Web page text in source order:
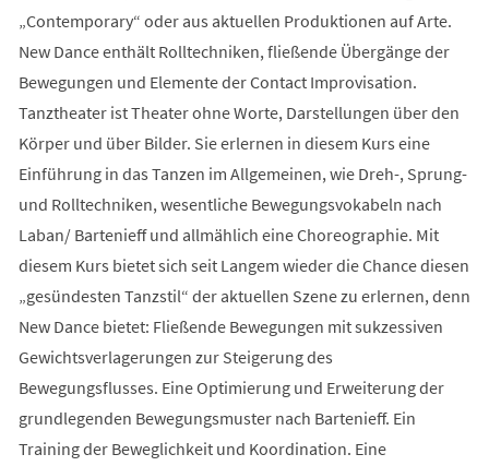
„Contemporary“ oder aus aktuellen Produktionen auf Arte.
New Dance enthält Rolltechniken, fließende Übergänge der
Bewegungen und Elemente der Contact Improvisation.
Tanztheater ist Theater ohne Worte, Darstellungen über den
Körper und über Bilder. Sie erlernen in diesem Kurs eine
Einführung in das Tanzen im Allgemeinen, wie Dreh-, Sprung-
und Rolltechniken, wesentliche Bewegungsvokabeln nach
Laban/ Bartenieff und allmählich eine Choreographie. Mit
diesem Kurs bietet sich seit Langem wieder die Chance diesen
„gesündesten Tanzstil“ der aktuellen Szene zu erlernen, denn
New Dance bietet: Fließende Bewegungen mit sukzessiven
Gewichtsverlagerungen zur Steigerung des
Bewegungsflusses. Eine Optimierung und Erweiterung der
grundlegenden Bewegungsmuster nach Bartenieff. Ein
Training der Beweglichkeit und Koordination. Eine